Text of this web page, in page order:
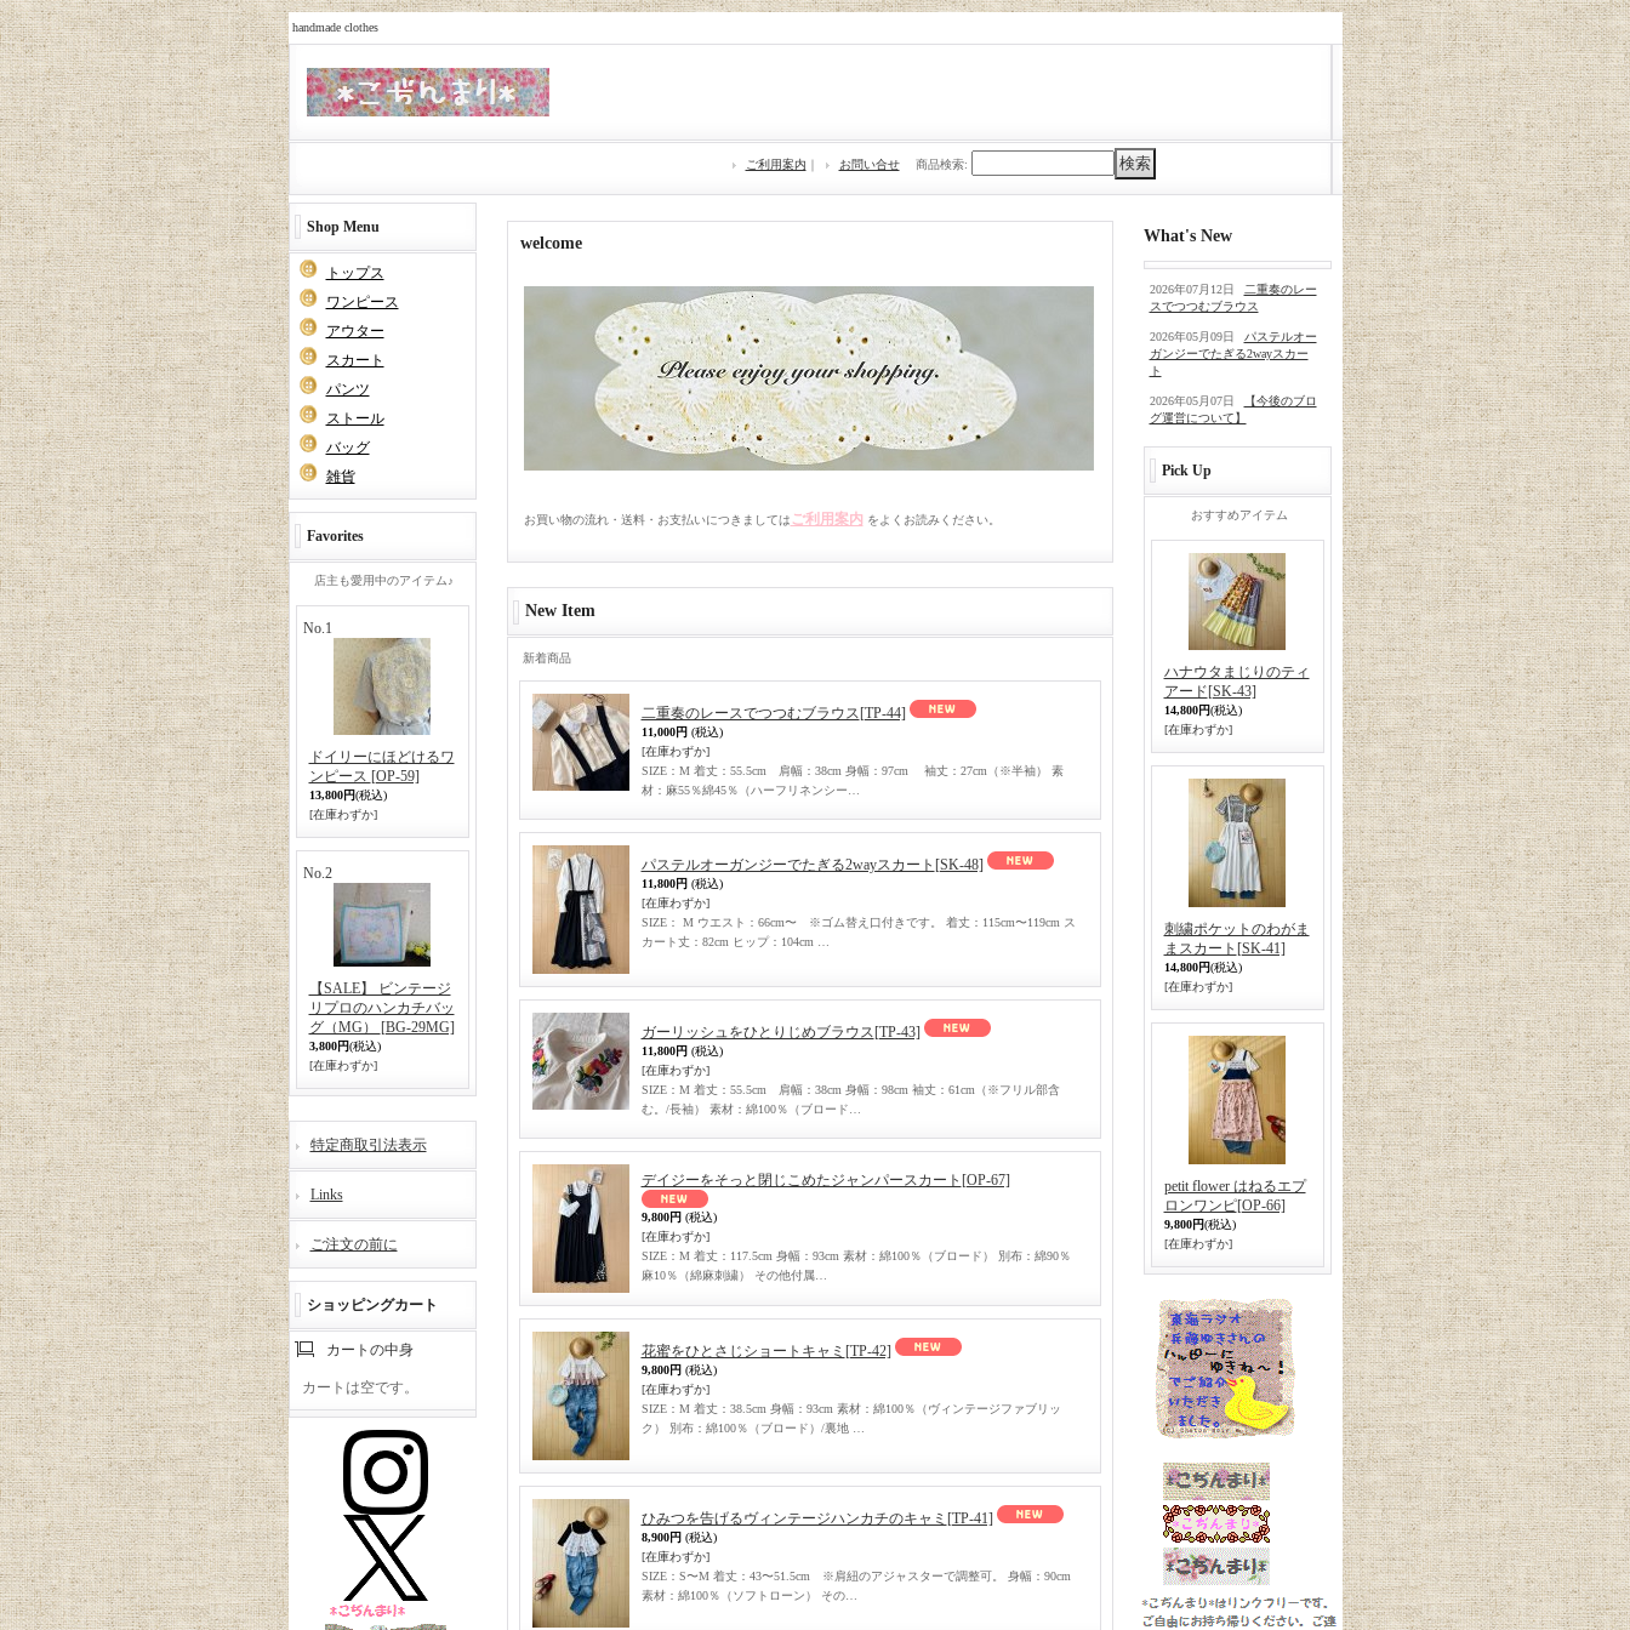
handmade clothes
ご利用案内 ｜ お問い合せ 商品検索:
Shop Menu
トップス
ワンピース
アウター
スカート
パンツ
ストール
バッグ
雑貨
Favorites
店主も愛用中のアイテム♪
No.1
ドイリーにほどけるワ
ンピース [OP-59]
13,800円(税込)
[在庫わずか]
No.2
【SALE】 ビンテージ
リプロのハンカチバッ
グ（MG）
[BG-29MG]
3,800円(税込)
[在庫わずか]
特定商取引法表示
Links
ご注文の前に
ショッピングカート
カートの中身
カートは空です。
welcome
お買い物の流れ・送料・お支払いにつきましては ご利用案内 をよくお読みください。
New Item
新着商品
二重奏のレースでつつむブラウス[TP-44]
11,000円 (税込)
[在庫わずか]
SIZE：M 着丈：55.5cm 肩幅：38cm 身幅：97cm 袖丈：27cm（※半袖） 素
材：麻55％綿45％（ハーフリネンシー…
パステルオーガンジーでたぎる2wayスカート [SK-48]
11,800円 (税込)
[在庫わずか]
SIZE： M ウエスト：66cm〜 ※ゴム替え口付きです。 着丈：115cm〜119cm ス
カート丈：82cm ヒップ：104cm …
ガーリッシュをひとりじめブラウス[TP-43]
11,800円 (税込)
[在庫わずか]
SIZE：M 着丈：55.5cm 肩幅：38cm 身幅：98cm 袖丈：61cm（※フリル部含
む。/長袖） 素材：綿100％（ブロード…
デイジーをそっと閉じこめたジャンパースカート [OP-67]
9,800円 (税込)
[在庫わずか]
SIZE：M 着丈：117.5cm 身幅：93cm 素材：綿100％（ブロード） 別布：綿90％
麻10％（綿麻刺繍） その他付属…
花蜜をひとさじショートキャミ [TP-42]
9,800円 (税込)
[在庫わずか]
SIZE：M 着丈：38.5cm 身幅：93cm 素材：綿100％（ヴィンテージファブリッ
ク） 別布：綿100％（ブロード）/裏地 …
ひみつを告げるヴィンテージハンカチのキャミ [TP-41]
8,900円 (税込)
[在庫わずか]
SIZE：S〜M 着丈：43〜51.5cm ※肩紐のアジャスターで調整可。 身幅：90cm
素材：綿100％（ソフトローン） その…
What's New
2026年07月12日
二重奏のレー
スでつつむブラウス
2026年05月09日
パステルオー
ガンジーでたぎる2wayスカー
ト
2026年05月07日
【今後のブロ
グ運営について】
Pick Up
おすすめアイテム
ハナウタまじりのティ
アード[SK-43]
14,800円(税込)
[在庫わずか]
刺繍ポケットのわがま
まスカート [SK-41]
14,800円(税込)
[在庫わずか]
petit flower はねるエプ
ロンワンピ[OP-66]
9,800円(税込)
[在庫わずか]